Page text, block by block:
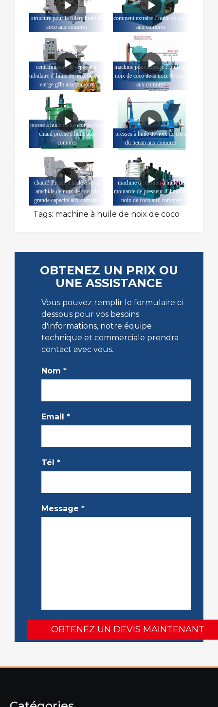
structure pour la filière huile de
coco aux comores
comment extraire l' huile de coco
aux comores
centrifugeuse de séparateur
tubulaire d' huile de noix de coco
vierge gflb aux comores
machine pour extraire l' huile de
noix de coco de la noix de coco
aux comores
presse à huile de haricot de coco
chaud presse à huile aux
comores
presses à huile de noix de coco
du henan aux comores
chaud! Presse à huile à vis d'
arachide de noix de coco de
grande capacité aux comores
machine de moulin à huile de
moutarde de presseur d' huile de
noix de coco aux comores
Tags: machine à huile de noix de coco
OBTENEZ UN PRIX OU
UNE ASSISTANCE
Vous pouvez remplir le formulaire ci-
dessous pour vos besoins
d'informations, notre équipe
technique et commerciale prendra
contact avec vous.
Nom *
Email *
Tél *
Message *